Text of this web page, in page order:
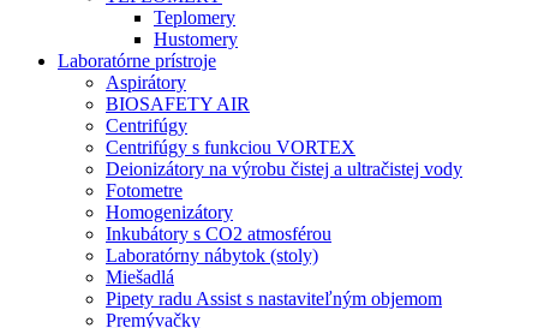
Teplomery
Hustomery
Laboratórne prístroje
Aspirátory
BIOSAFETY AIR
Centrifúgy
Centrifúgy s funkciou VORTEX
Deionizátory na výrobu čistej a ultračistej vody
Fotometre
Homogenizátory
Inkubátory s CO2 atmosférou
Laboratórny nábytok (stoly)
Miešadlá
Pipety radu Assist s nastaviteľným objemom
Premývačky